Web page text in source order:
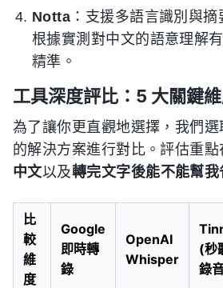
Notta ：支援多語言識別與
根據實測對中文的語意理解
精準。
工具深度評比：5 大關鍵
為了讓你更直觀地選擇，我們
的解決方案進行對比。評估重點
中文以及轉完文字後能不能幫我
比
較
維
度
Google
即時轉
錄
OpenAI
Whisper
(秒
錄